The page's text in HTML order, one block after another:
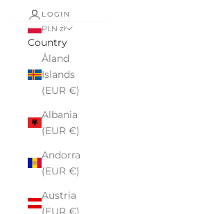
LOGIN
PLN zł
Country
Åland
Islands
(EUR €)
Albania
(EUR €)
Andorra
(EUR €)
Austria
(EUR €)